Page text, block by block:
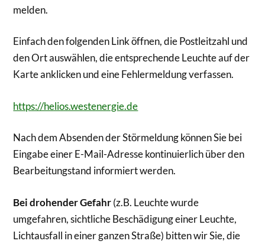
melden.
Einfach den folgenden Link öffnen, die Postleitzahl und
den Ort auswählen, die entsprechende Leuchte auf der
Karte anklicken und eine Fehlermeldung verfassen.
https://helios.westenergie.de
Nach dem Absenden der Störmeldung können Sie bei
Eingabe einer E-Mail-Adresse kontinuierlich über den
Bearbeitungstand informiert werden.
Bei drohender Gefahr(z.B. Leuchte wurde
umgefahren, sichtliche Beschädigung einer Leuchte,
Lichtausfall in einer ganzen Straße) bitten wir Sie, die